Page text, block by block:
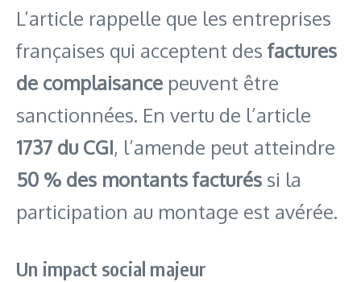
L’article rappelle que les entreprises
françaises qui acceptent des factures
de complaisance peuvent être
sanctionnées. En vertu de l’article
1737 du CGI, l’amende peut atteindre
50 % des montants facturés si la
participation au montage est avérée.
Un impact social majeur